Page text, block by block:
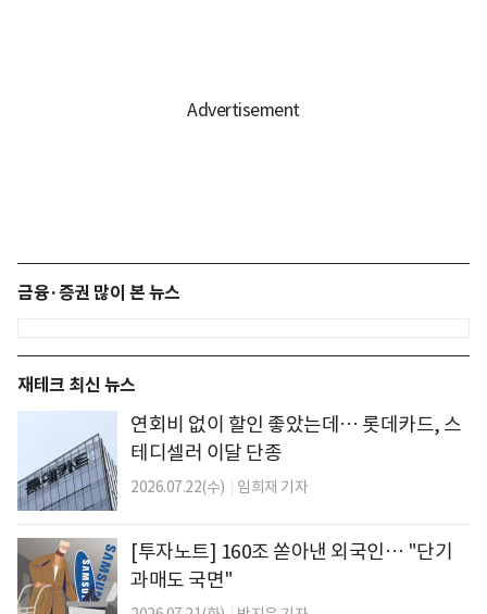
금융·증권 많이 본 뉴스
재테크 최신 뉴스
연회비 없이 할인 좋았는데… 롯데카드, 스
테디셀러 이달 단종
2026.07.22(수) 임희재 기자
[투자노트] 160조 쏟아낸 외국인… "단기
과매도 국면"